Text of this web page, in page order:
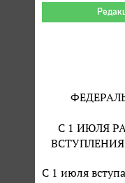
С 1 ИЮЛЯ
С 1 июля